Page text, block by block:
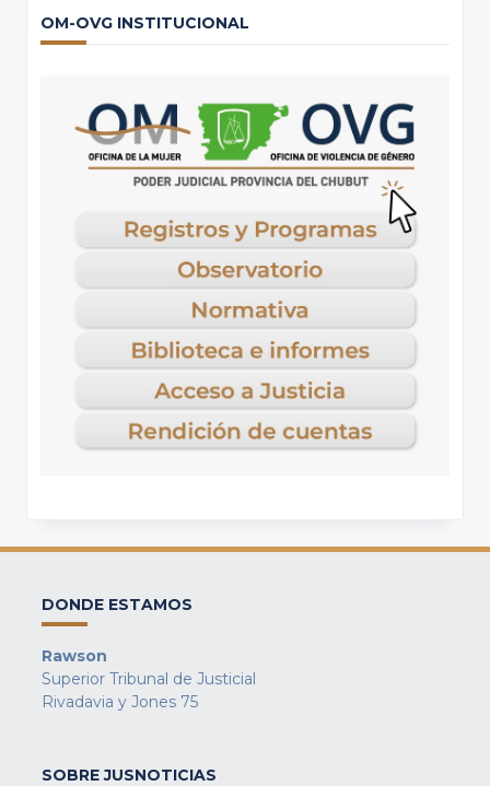
OM-OVG INSTITUCIONAL
DONDE ESTAMOS
Rawson
Superior Tribunal de Justicial
Rivadavia y Jones 75
SOBRE JUSNOTICIAS